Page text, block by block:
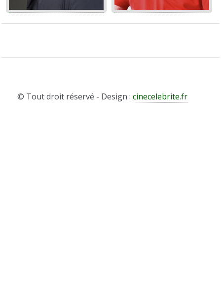
© Tout droit réservé - Design :cinecelebrite.fr